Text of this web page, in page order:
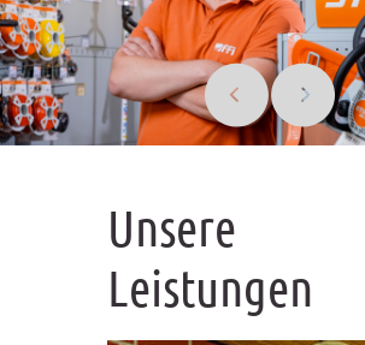
Unsere
Leistungen